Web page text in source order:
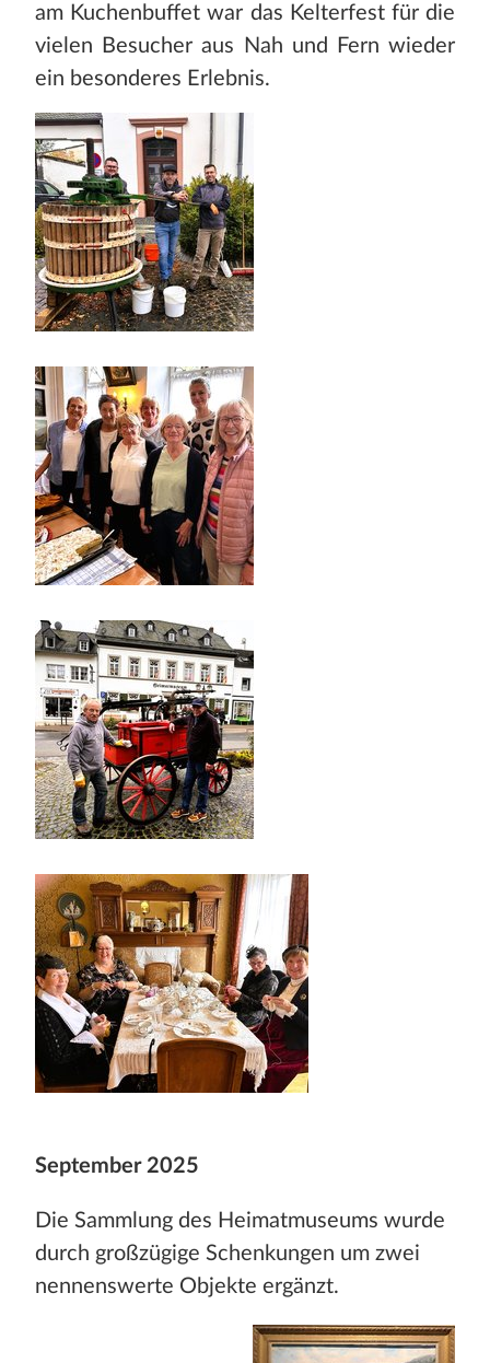
am Kuchenbuffet war das Kelterfest für die
vielen Besucher aus Nah und Fern wieder
ein besonderes Erlebnis.
September 2025
Die Sammlung des Heimatmuseums wurde
durch großzügige Schenkungen um zwei
nennenswerte Objekte ergänzt.